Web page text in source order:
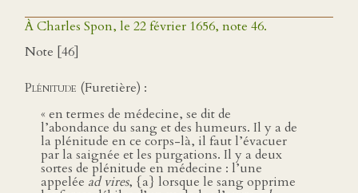
À Charles Spon, le 22 février 1656, note 46.
Note [46]
Plénitude (Furetière) :
« en termes de médecine, se dit de
l’abondance du sang et des humeurs. Il y a de
la plénitude en ce corps-là, il faut l’évacuer
par la saignée et les purgations. Il y a deux
sortes de plénitude en médecine : l’une
appelée ad vires, {a} lorsque le sang opprime